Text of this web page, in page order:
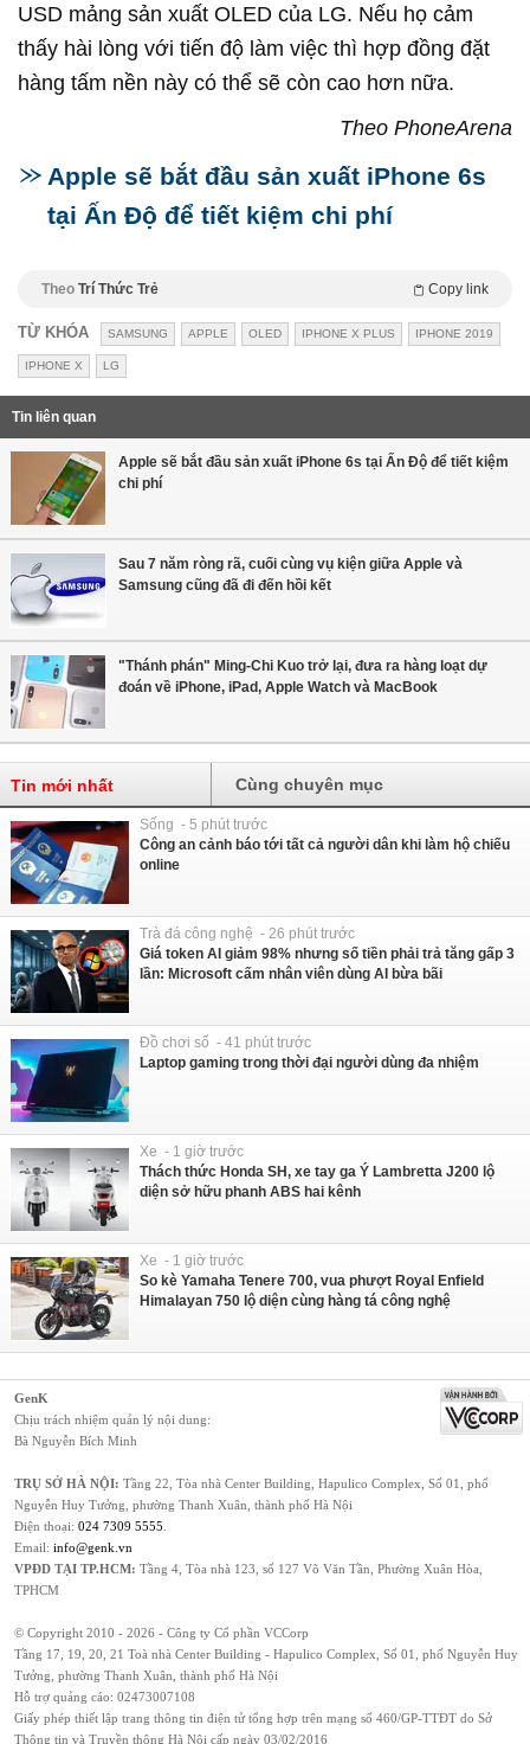
USD mảng sản xuất OLED của LG. Nếu họ cảm
thấy hài lòng với tiến độ làm việc thì hợp đồng đặt
hàng tấm nền này có thể sẽ còn cao hơn nữa.
Theo PhoneArena
Apple sẽ bắt đầu sản xuất iPhone 6s
tại Ấn Độ để tiết kiệm chi phí
Theo Trí Thức Trẻ Copy link
TỪ KHÓA SAMSUNG APPLE OLED IPHONE X PLUS IPHONE 2019
IPHONE X LG
Tin liên quan
Apple sẽ bắt đầu sản xuất iPhone 6s tại Ấn Độ để tiết kiệm
chi phí
Sau 7 năm ròng rã, cuối cùng vụ kiện giữa Apple và
Samsung cũng đã đi đến hồi kết
"Thánh phán" Ming-Chi Kuo trở lại, đưa ra hàng loạt dự
đoán về iPhone, iPad, Apple Watch và MacBook
Tin mới nhất Cùng chuyên mục
Sống - 5 phút trước
Công an cảnh báo tới tất cả người dân khi làm hộ chiếu
online
Trà đá công nghệ - 26 phút trước
Giá token AI giảm 98% nhưng số tiền phải trả tăng gấp 3
lần: Microsoft cấm nhân viên dùng AI bừa bãi
Đồ chơi số - 41 phút trước
Laptop gaming trong thời đại người dùng đa nhiệm
Xe - 1 giờ trước
Thách thức Honda SH, xe tay ga Ý Lambretta J200 lộ
diện sở hữu phanh ABS hai kênh
Xe - 1 giờ trước
So kè Yamaha Tenere 700, vua phượt Royal Enfield
Himalayan 750 lộ diện cùng hàng tá công nghệ
GenK
Chịu trách nhiệm quản lý nội dung:
Bà Nguyễn Bích Minh
TRỤ SỞ HÀ NỘI: Tầng 22, Tòa nhà Center Building, Hapulico Complex, Số 01, phố
Nguyễn Huy Tưởng, phường Thanh Xuân, thành phố Hà Nội
Điện thoại: 024 7309 5555
Email: info@genk.vn
VPĐD TẠI TP.HCM: Tầng 4, Tòa nhà 123, số 127 Võ Văn Tần, Phường Xuân Hòa,
TPHCM
© Copyright 2010 - 2026 - Công ty Cổ phần VCCorp
Tầng 17, 19, 20, 21 Toà nhà Center Building - Hapulico Complex, Số 01, phố Nguyễn Huy
Tưởng, phường Thanh Xuân, thành phố Hà Nội
Hỗ trợ quảng cáo: 02473007108
Giấy phép thiết lập trang thông tin điện tử tổng hợp trên mạng số 460/GP-TTĐT do Sở
Thông tin và Truyền thông Hà Nội cấp ngày 03/02/2016